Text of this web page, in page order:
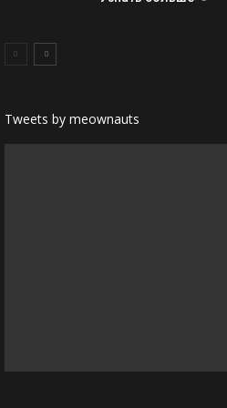
Tweets by meownauts